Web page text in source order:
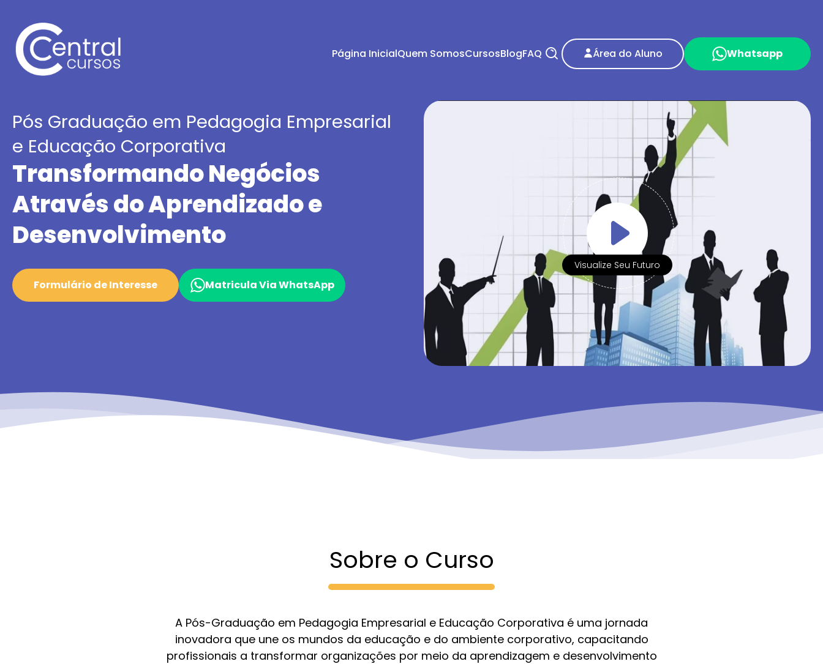
Página InicialQuem SomosCursosBlogFAQ Área do Aluno Whatsapp
Pós Graduação em Pedagogia Empresarial
e Educação Corporativa
Transformando Negócios
Através do Aprendizado e
Desenvolvimento
Formulário de Interesse Matricula Via WhatsApp
Visualize Seu Futuro
Sobre o Curso
A Pós-Graduação em Pedagogia Empresarial e Educação Corporativa é uma jornada
inovadora que une os mundos da educação e do ambiente corporativo, capacitando
profissionais a transformar organizações por meio da aprendizagem e desenvolvimento